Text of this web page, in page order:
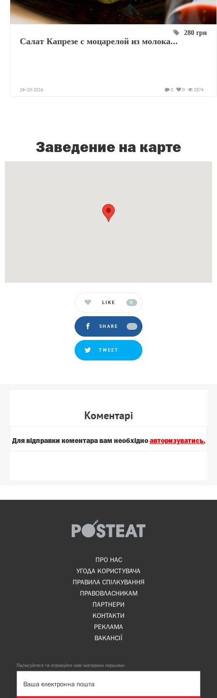
280 грн
Салат Капрезе с моцарелой из молока...
26-10-2016 2874
0
0
Заведение на карте
LIKE 0
SHARE
TWEET
Коментарi
Для вiдправки коментара вам необхiдно авторизуватись.
ПРО НАС
УГОДА КОРИСТУВАЧА
ПРАВИЛА СПІЛКУВАННЯ
ПРАВОВЛАСНИКАМ
ПАРТНЕРИ
КОНТАКТИ
РЕКЛАМА
ВАКАНСІЇ
Підписуйтеся та отримуйте нові матеріали першими